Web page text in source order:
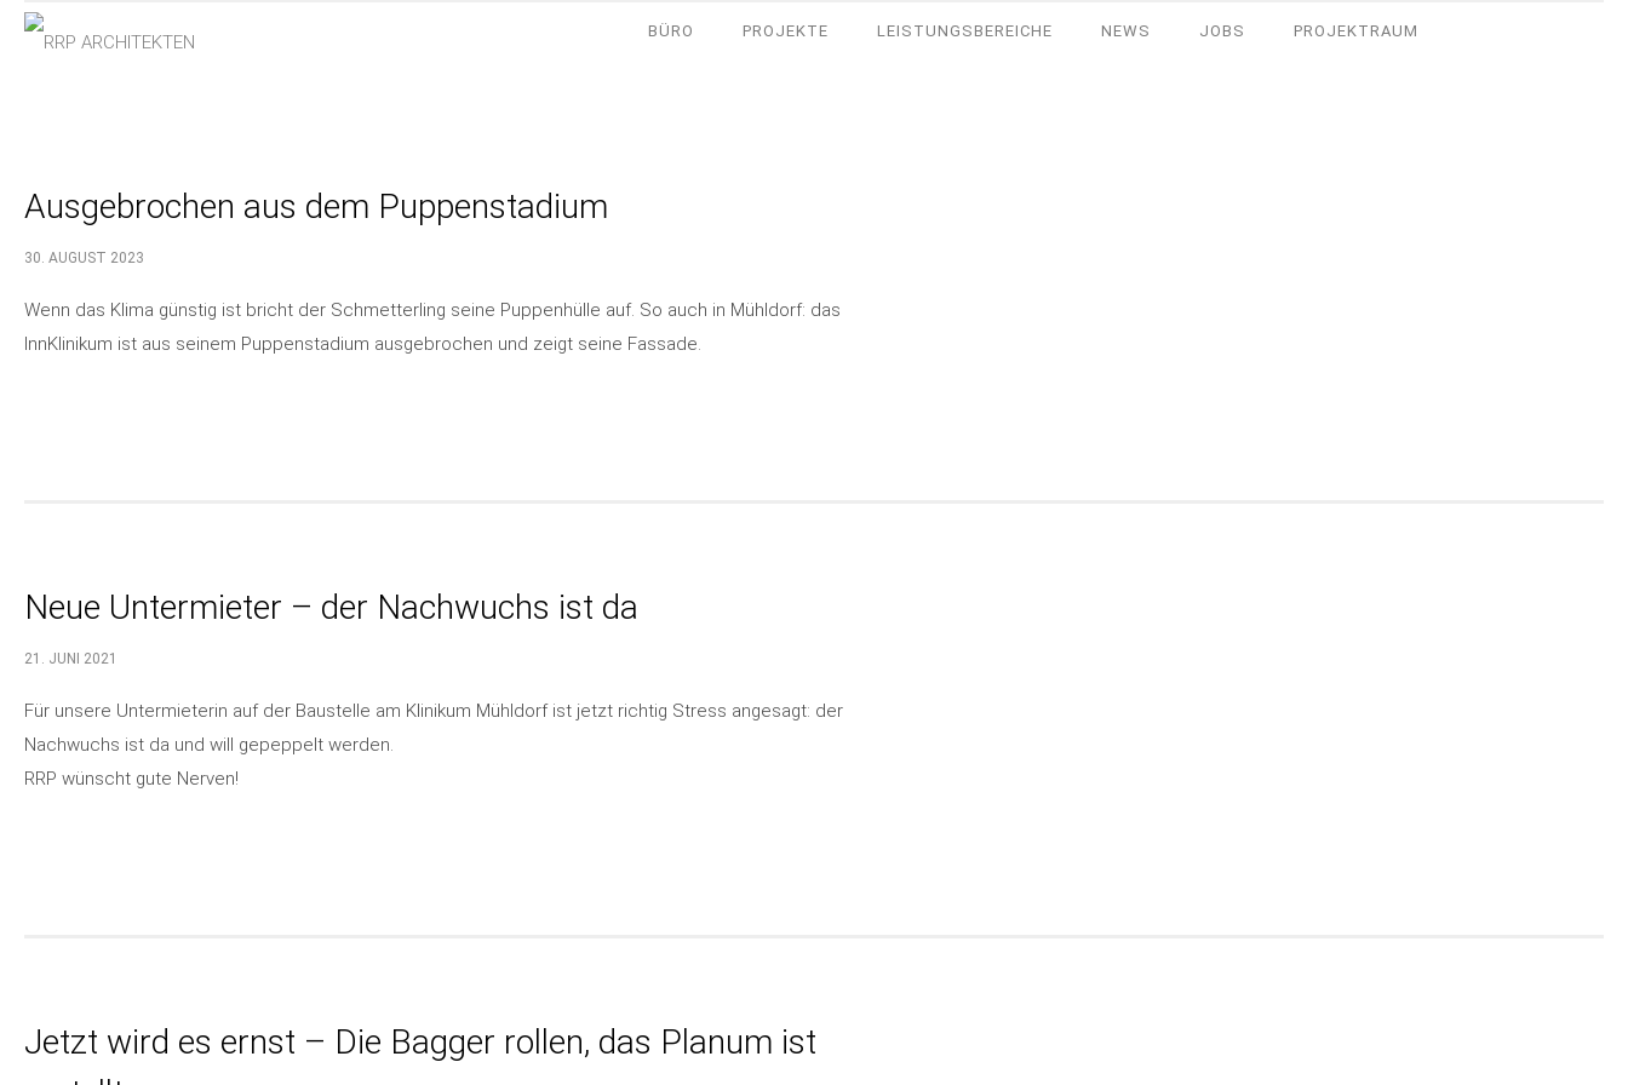
BÜRO PROJEKTE LEISTUNGSBEREICHE NEWS JOBS PROJEKTRAUM
Ausgebrochen aus dem Puppenstadium
30. AUGUST 2023
Wenn das Klima günstig ist bricht der Schmetterling seine Puppenhülle auf. So auch in Mühldorf: das
InnKlinikum ist aus seinem Puppenstadium ausgebrochen und zeigt seine Fassade.
Neue Untermieter – der Nachwuchs ist da
21. JUNI 2021
Für unsere Untermieterin auf der Baustelle am Klinikum Mühldorf ist jetzt richtig Stress angesagt: der
Nachwuchs ist da und will gepeppelt werden.
RRP wünscht gute Nerven!
Jetzt wird es ernst – Die Bagger rollen, das Planum ist